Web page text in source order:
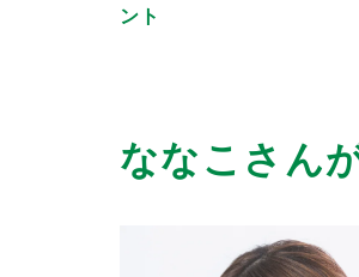
2026/06/23|
2026/06/22 |
てください。応援し
ント
ななこさん